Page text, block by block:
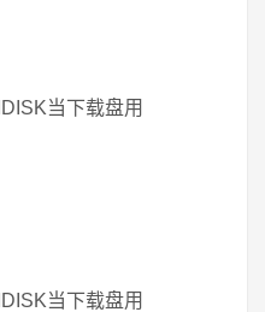
当下载盘用
当下载盘用